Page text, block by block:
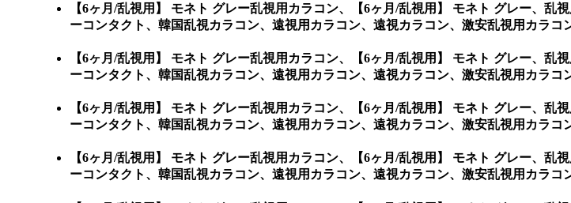
【6ヶ月/乱視用】 モネト グレー乱視用カラコン、
【6ヶ月/乱視用】 モネト グレー、乱
ーコンタクト、韓国乱視カラコン、遠視用カラコン、遠視カラコン、激安乱視用カラコ
【6ヶ月/乱視用】 モネト グレー乱視用カラコン、
【6ヶ月/乱視用】 モネト グレー、乱
ーコンタクト、韓国乱視カラコン、遠視用カラコン、遠視カラコン、激安乱視用カラ
【6ヶ月/乱視用】 モネト グレー乱視用カラコン、
【6ヶ月/乱視用】 モネト グレー、乱
ーコンタクト、韓国乱視カラコン、遠視用カラコン、遠視カラコン、激安乱視用カラ
【6ヶ月/乱視用】 モネト グレー乱視用カラコン、
【6ヶ月/乱視用】 モネト グレー、乱
ーコンタクト、韓国乱視カラコン、遠視用カラコン、遠視カラコン、激安乱視用カラ